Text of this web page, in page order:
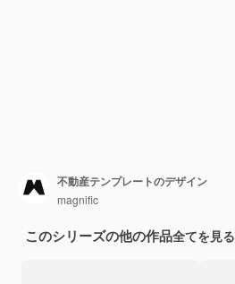
不動産テンプレートのデザイン
magnific
このシリーズの他の作品全てを見る